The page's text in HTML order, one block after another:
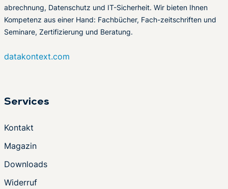
abrechnung, Datenschutz und IT-Sicherheit. Wir bieten Ihnen
Kompetenz aus einer Hand: Fachbücher, Fach-zeitschriften und
Seminare, Zertifizierung und Beratung.
datakontext.com
Services
Kontakt
Magazin
Downloads
Widerruf